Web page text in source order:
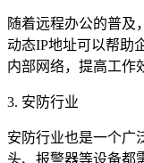
随着远程办公的普及
动态IP地址可以帮助
内部网络，提高工作
3. 安防行业
安防行业也是一个广
头、报警器等设备都